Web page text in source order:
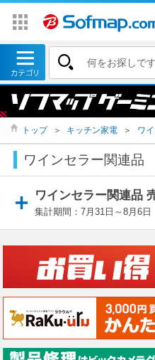
トップ ＞ キッチン家電 ＞ ワ
ワインセラー関連品
ワインセラー関連品
集計期間：7月31日～8月6日